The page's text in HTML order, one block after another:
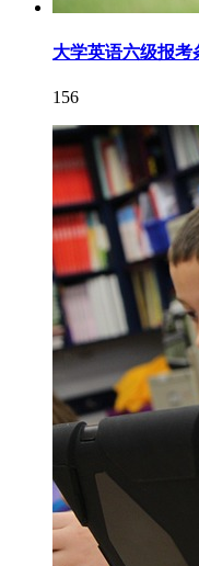
大学英语六级报
156